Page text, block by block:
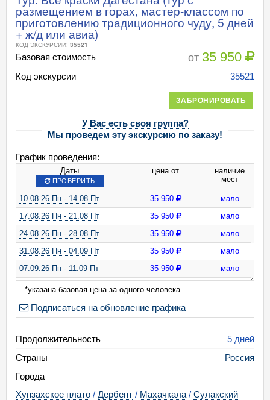
размещением в горах, мастер-классом по
приготовлению традиционного чуду, 5 дней
+ ж/д или авиа)
КОД ЭКСКУРСИИ: 35521
Базовая стоимость от 35 950
Код экскурсии 35521
ЗАБРОНИРОВАТЬ
У Вас есть своя группа?
Мы проведем эту экскурсию по заказу!
График проведения:
Даты
ПРОВЕРИТЬ
цена от
наличие
мест
10.08.26 Пн - 14.08 Пт 35 950
мало
17.08.26 Пн - 21.08 Пт
35 950
мало
24.08.26 Пн - 28.08 Пт
35 950
мало
31.08.26 Пн - 04.09 Пт
35 950
мало
07.09.26 Пн - 11.09 Пт
35 950
мало
14.09.26 Пн - 18.09 Пт
35 950
21.09.26 Пн - 25.09 Пт
35 950
28.09.26 Пн - 02.10 Пт
35 950
мало
05.10.26 Пн - 09.10 Пт
мало
12.10.26 Пн - 16.10 Пт
мало
19.10.26 Пн - 23.10 Пт
26.10.26 Пн - 30.10 Пт
35 950
мало
*указана базовая цена за одного человека
Подписаться на обновление графика
Продолжительность
5 дней
Страны
Россия
Города
Хунзахское плато / Дербент / Махачкала / Сулакский